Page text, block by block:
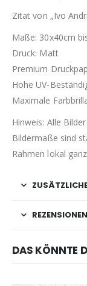
Zitat von „Ivo
Maße: 30x40cm
Druck: Matt
Premium
Hohe UV-
Maximale
Hinweis: Alle
Bildermaße sind
Rahmen lokal
DAS KÖNNTE